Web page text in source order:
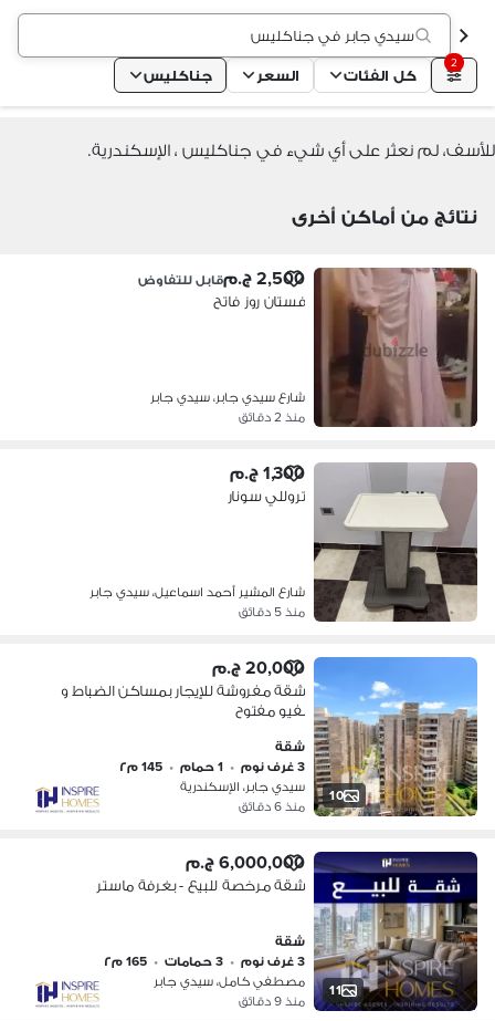
سيدي جابر في جناكليس
2
كل الفئات السعر جناكليس
للأسف، لم نعثر على أي شيء في جناكليس ، الإسكندرية.
نتائج من أماكن أخرى
2,500 ج.م قابل للتفاوض
فستان روز فاتح
شارع سيدي جابر، سيدي جابر
منذ 2 دقائق
1,300 ج.م
تروللي سونار
شارع المشير أحمد اسماعيل، سيدي جابر
منذ 5 دقائق
10
20,000 ج.م
شقة مفروشة للإيجار بمساكن الضباط و
بفيو مفتوح
شقة
3 غرف نوم
• 1 حمام • 145 م٢
سيدي جابر، الإسكندرية
منذ 6 دقائق
11
6,000,000 ج.م
شقة مرخصة للبيع - بغرفة ماستر
شقة
3 غرف نوم
• 3 حمامات • 165 م٢
مصطفي كامل، سيدي جابر
منذ 9 دقائق